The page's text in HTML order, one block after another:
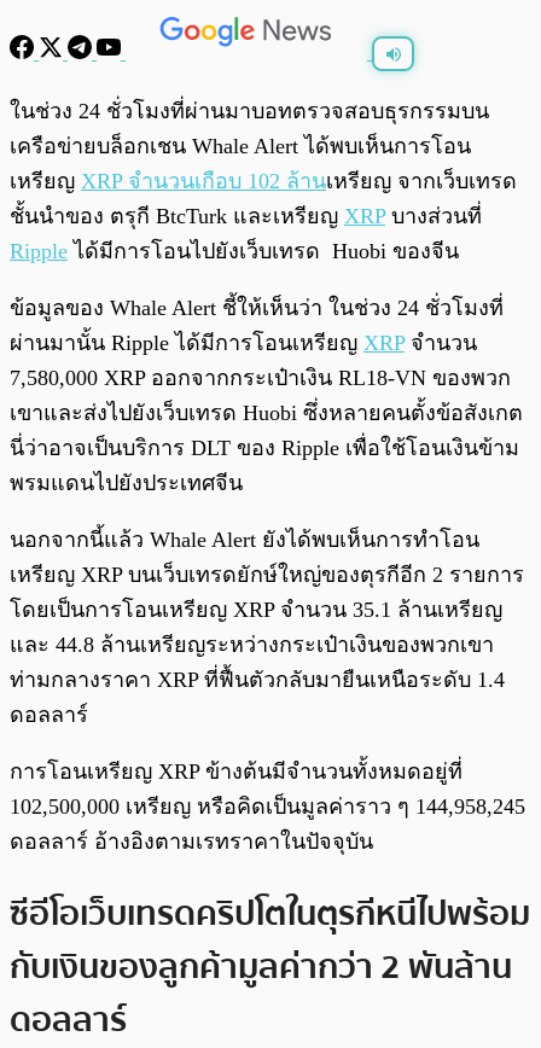
พร้อมเล่น
ในช่วง 24 ชั่วโมงที่ผ่านมาบอทตรวจสอบธุรกรรมบน
เครือข่ายบล็อกเชน Whale Alert ได้พบเห็นการโอน
เหรียญ XRP จำนวนเกือบ 102 ล้านเหรียญ จากเว็บเทรด
ชั้นนำของ ตรุกี BtcTurk และเหรียญ XRPบางส่วนที่
Ripple ได้มีการโอนไปยังเว็บเทรด Huobi ของจีน
ข้อมูลของ Whale Alert ชี้ให้เห็นว่า ในช่วง 24 ชั่วโมงที่
ผ่านมานั้น Ripple ได้มีการโอนเหรียญ XRPจำนวน
7,580,000 XRP ออกจากกระเป๋าเงิน RL18-VN ของพวก
เขาและส่งไปยังเว็บเทรด Huobi ซึ่งหลายคนตั้งข้อสังเกต
นี่ว่าอาจเป็นบริการ DLT ของ Ripple เพื่อใช้โอนเงินข้าม
พรมแดนไปยังประเทศจีน
นอกจากนี้แล้ว Whale Alert ยังได้พบเห็นการทำโอน
เหรียญ XRP บนเว็บเทรดยักษ์ใหญ่ของตุรกีอีก 2 รายการ
โดยเป็นการโอนเหรียญ XRP จำนวน 35.1 ล้านเหรียญ
และ 44.8 ล้านเหรียญระหว่างกระเป๋าเงินของพวกเขา
ท่ามกลางราคา XRP ที่ฟื้นตัวกลับมายืนเหนือระดับ 1.4
ดอลลาร์
การโอนเหรียญ XRP ข้างต้นมีจำนวนทั้งหมดอยู่ที่
102,500,000 เหรียญ หรือคิดเป็นมูลค่าราว ๆ 144,958,245
ดอลลาร์ อ้างอิงตามเรทราคาในปัจจุบัน
ซีอีโอเว็บเทรดคริปโตในตุรกีหนีไปพร้อม
กับเงินของลูกค้ามูลค่ากว่า 2 พันล้าน
ดอลลาร์